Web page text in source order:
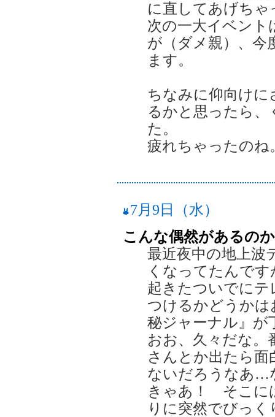
に直してあげちゃ
次の一大イベン
が（ダメ親）、今
ます。
ちなみに仰向け
るかと思ったら
た。
疲れちゃったのね
7月9日（水）
こんな偶然があるのか
最近夜中の地上波
くなってたんで
起きたついでに
つけるかどうかは
秘ジャーナル』が
おお、久々だな。
さんとか出たら
ないだろうなあ…
きゃあ！ そこに
りに突然でびっ